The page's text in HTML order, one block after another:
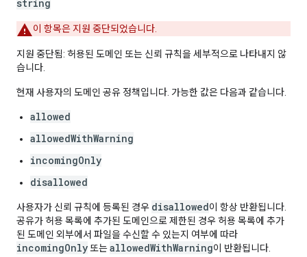
string
이 항목은 지원 중단되었습니다.
지원 중단됨: 허용된 도메인 또는 신뢰 규칙을 세부적으로 나타내지 않
습니다.
현재 사용자의 도메인 공유 정책입니다. 가능한 값은 다음과 같습니다.
allowed
allowedWithWarning
incomingOnly
disallowed
사용자가 신뢰 규칙에 등록된 경우 disallowed이 항상 반환됩니다.
공유가 허용 목록에 추가된 도메인으로 제한된 경우 허용 목록에 추가
된 도메인 외부에서 파일을 수신할 수 있는지 여부에 따라
incomingOnly 또는allowedWithWarning이 반환됩니다.